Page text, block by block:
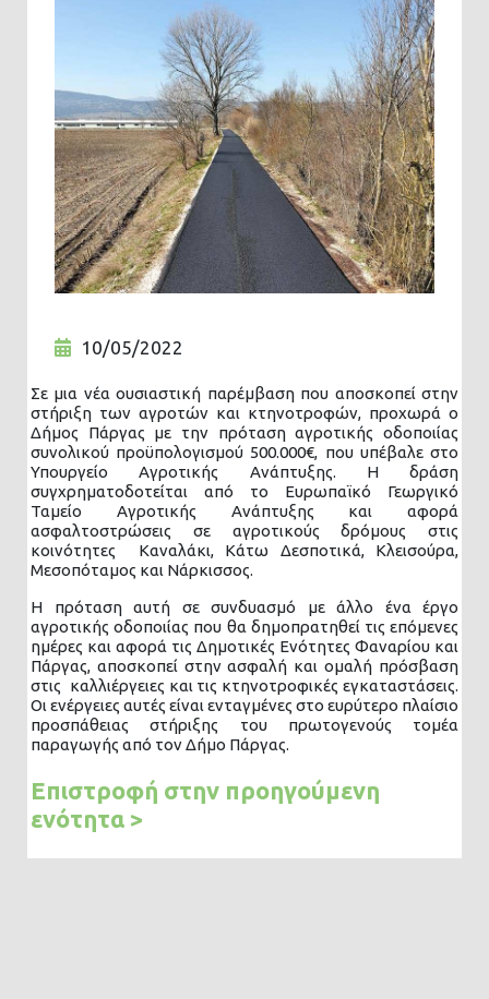
10/05/2022
Σε μια νέα ουσιαστική παρέμβαση που αποσκοπεί στην
στήριξη των αγροτών και κτηνοτροφών, προχωρά ο
Δήμος Πάργας με την πρόταση αγροτικής οδοποιίας
συνολικού προϋπολογισμού 500.000€, που υπέβαλε στο
Υπουργείο Αγροτικής Ανάπτυξης. Η δράση
συγχρηματοδοτείται από το Ευρωπαϊκό Γεωργικό
Ταμείο Αγροτικής Ανάπτυξης και αφορά
ασφαλτοστρώσεις σε αγροτικούς δρόμους στις
κοινότητες Καναλάκι, Κάτω Δεσποτικά, Κλεισούρα,
Μεσοπόταμος και Νάρκισσος.
Η πρόταση αυτή σε συνδυασμό με άλλο ένα έργο
αγροτικής οδοποιίας που θα δημοπρατηθεί τις επόμενες
ημέρες και αφορά τις Δημοτικές Ενότητες Φαναρίου και
Πάργας, αποσκοπεί στην ασφαλή και ομαλή πρόσβαση
στις καλλιέργειες και τις κτηνοτροφικές εγκαταστάσεις.
Οι ενέργειες αυτές είναι ενταγμένες στο ευρύτερο πλαίσιο
προσπάθειας στήριξης του πρωτογενούς τομέα
παραγωγής από τον Δήμο Πάργας.
Επιστροφή στην προηγούμενη
ενότητα >